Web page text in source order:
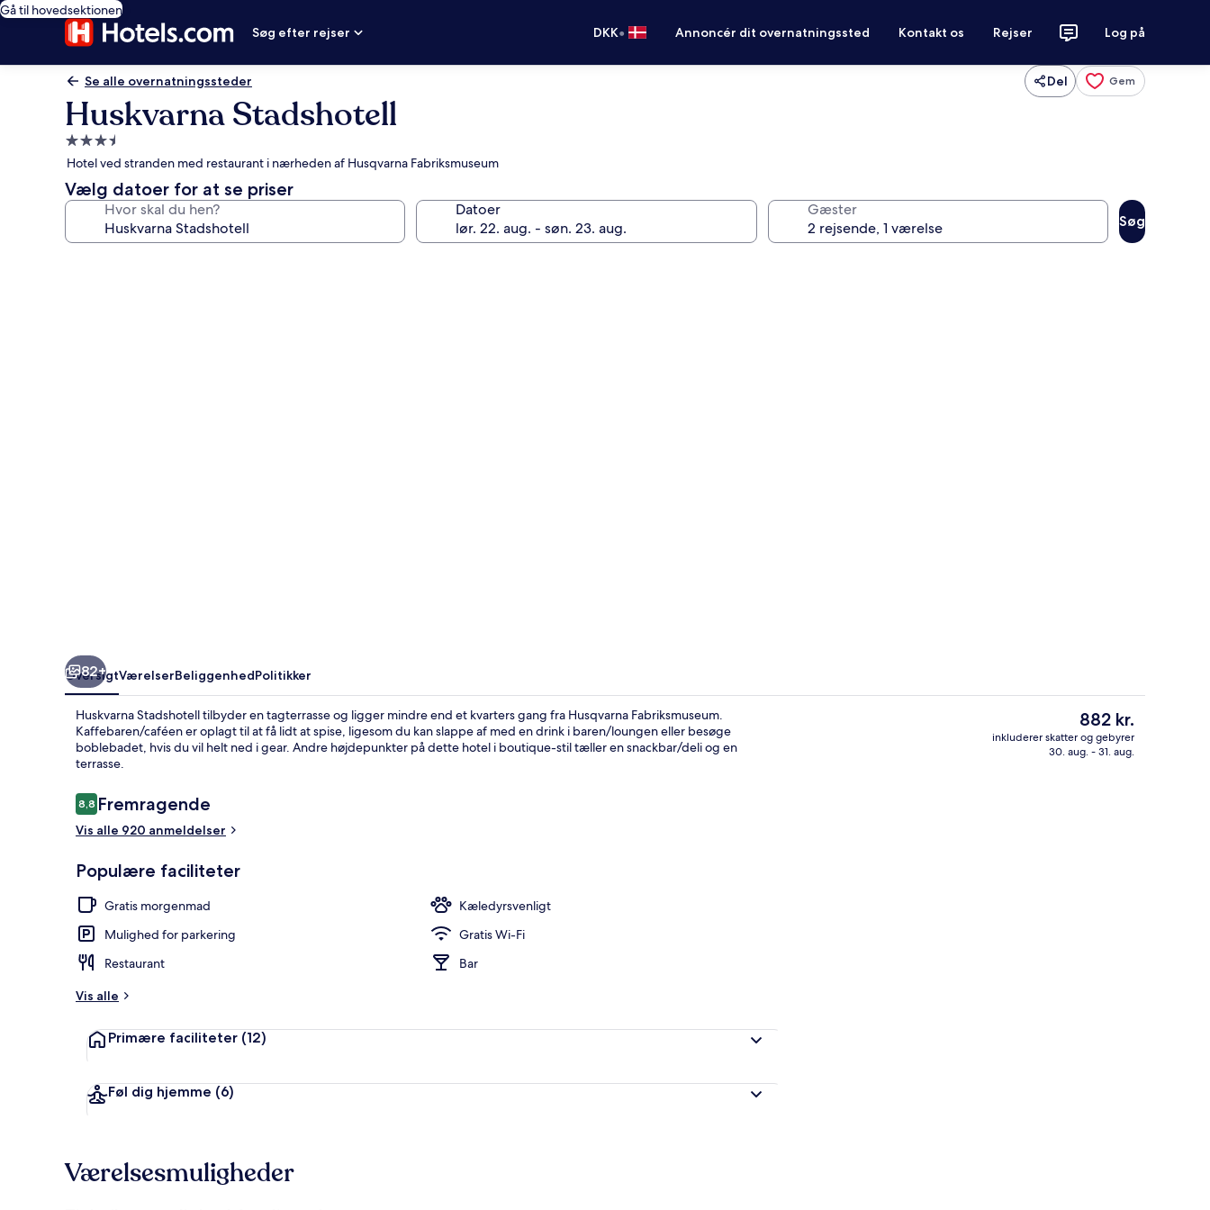
Gå til hovedsektionen
Søg efter rejser
DKK• Annoncér dit overnatningssted Kontakt os Rejser Log på
Se alle overnatningssteder Del Gem
Huskvarna Stadshotell
3.5-
stjernet
overnatningssted
Hotel ved stranden med restaurant i nærheden af Husqvarna Fabriksmuseum
Vælg datoer for at se priser
Hvor skal du hen? Datoer Gæster
Søg
Minibar, skrivebord,
82+
OversigtVærelserBeliggenhedPolitikker
Huskvarna Stadshotell tilbyder en tagterrasse og ligger mindre end et kvarters gang fra Husqvarna Fabriksmuseum.
Kaffebaren/caféen er oplagt til at få lidt at spise, ligesom du kan slappe af med en drink i baren/loungen eller besøge
boblebadet, hvis du vil helt ned i gear. Andre højdepunkter på dette hotel i boutique-stil tæller en snackbar/deli og en
terrasse.
Anmeldelser
8,88,8 ud af 10.
Fremragende
Vis alle 920 anmeldelser
Populære faciliteter
Gratis morgenmad
Kæledyrsvenligt
Mulighed for parkering
Gratis Wi-Fi
Restaurant
Bar
Vis alle
Primære faciliteter (12)
Føl dig hjemme (6)
Den
nuværende
pris
882 kr.
inkluderer skatter og gebyrer
30. aug. - 31. aug.
Værelsesmuligheder